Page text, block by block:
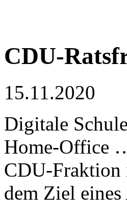
CDU-
15.11.2020
Digitale
Home-Office
CDU-Fraktion
dem Ziel eines